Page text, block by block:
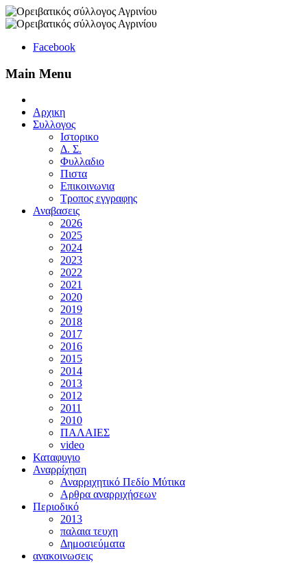
Facebook
Main Menu
Αρχικη
Συλλογος
Ιστορικο
Δ. Σ.
Φυλλαδιο
Πιστα
Επικοινωνια
Τροπος εγγραφης
Αναβασεις
2026
2025
2024
2023
2022
2021
2020
2019
2018
2017
2016
2015
2014
2013
2012
2011
2010
ΠΑΛΑΙΕΣ
video
Καταφυγιο
Αναρρίχηση
Αναρριχητικό Πεδίο Μύτικα
Αρθρα αναρριχήσεων
Περιοδικό
2013
παλαια τευχη
Δημοσιεύματα
ανακοινωσεις